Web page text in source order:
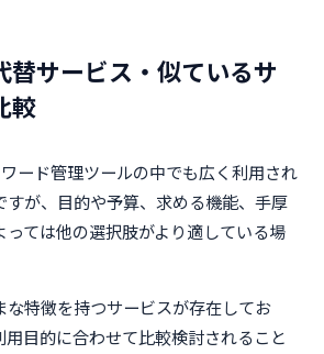
替サービス・似ているサ
較
ード管理ツールの中でも広く利用され
すが、目的や予算、求める機能、手厚
っては他の選択肢がより適している場
な特徴を持つサービスが存在してお
用目的に合わせて比較検討されること